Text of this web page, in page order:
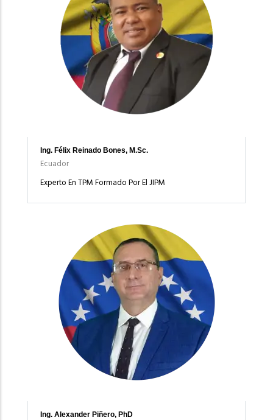
Ing. Félix Reinado Bones, M.Sc.
Ecuador
Experto En TPM Formado Por El JIPM
Ing. Alexander Piñero, PhD